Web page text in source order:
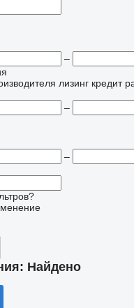
–
лизинг кредит
–
–
Найдено